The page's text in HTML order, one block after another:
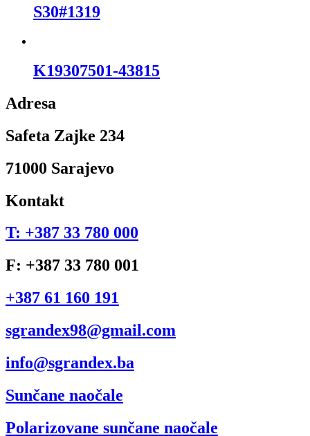
S30#1319
K19307501-43815
Adresa
Safeta Zajke 234
71000 Sarajevo
Kontakt
T: +387 33 780 000
F: +387 33 780 001
+387 61 160 191
sgrandex98@gmail.com
info@sgrandex.ba
Sunčane naočale
Polarizovane sunčane naočale